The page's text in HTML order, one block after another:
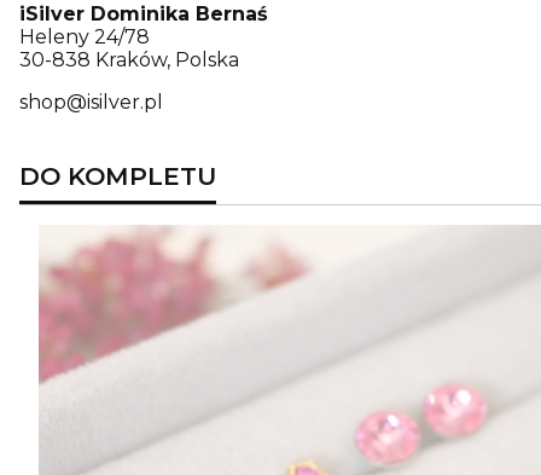
iSilver Dominika Bernaś
Heleny 24/78
30-838 Kraków, Polska
shop@isilver.pl
DO KOMPLETU